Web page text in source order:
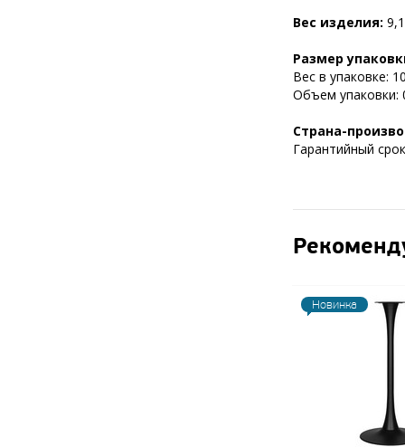
Вес изделия:
Размер
Вес в упаковке:
Объем упаковки:
Страна-
Гарантийный
Новинка